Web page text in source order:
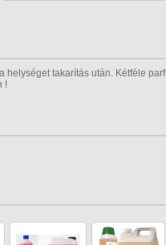
takarítás után. Kétféle
!